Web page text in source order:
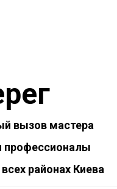
вызов мастера
профессионалы
районах Киева